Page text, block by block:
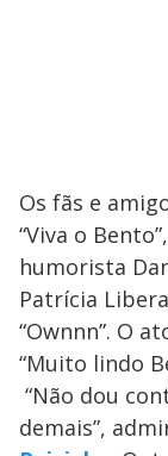
Os fãs e
“Viva o
humorista
Patrícia
“Ownnn”. O
“Muito lindo
“Não dou
demais”,